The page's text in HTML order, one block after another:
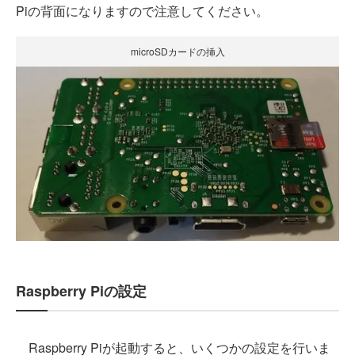
Piの背面になりますので注意してください。
microSDカードの挿入
Raspberry Piの設定
Raspberry Piが起動すると、いくつかの設定を行いま